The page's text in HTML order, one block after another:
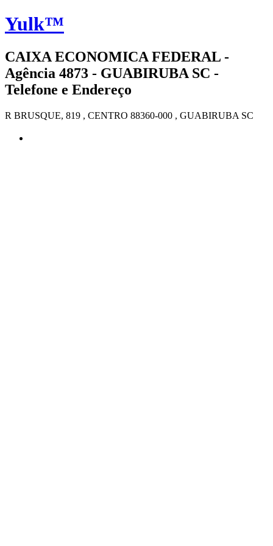
Yulk™
CAIXA ECONOMICA FEDERAL -
Agência 4873 - GUABIRUBA SC -
Telefone e Endereço
R BRUSQUE, 819 , CENTRO 88360-000 , GUABIRUBA SC